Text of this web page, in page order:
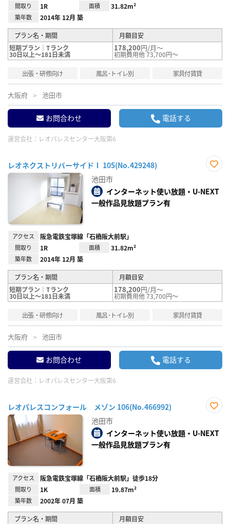
間取り 1R 面積 31.82m²
築年数 2014年 12月 築
プラン名・期間
月額目安
短期プラン｜Tランク
30日以上～181日未満
178,200円/月～
初期費用他 73,700円～
出張・研修向け 風呂･トイレ別 家具付賃貸
大阪府 池田市
お問合わせ 電話する
運営会社： レオパレスセンター大阪第6
レオネクストリバーサイドⅠ 105(No.429248)
り登
録
池田市
インターネット使い放題・U-NEXT
一般作品見放題プラン有
アクセス 阪急電鉄宝塚線「石橋阪大前駅」
間取り 1R 面積 31.82m²
築年数 2014年 12月 築
プラン名・期間
月額目安
短期プラン｜Tランク
30日以上～181日未満
178,200円/月～
初期費用他 73,700円～
出張・研修向け 風呂･トイレ別 家具付賃貸
大阪府 池田市
お問合わせ 電話する
運営会社： レオパレスセンター大阪第6
レオパレスコンフォール メゾン 106(No.466992)
り登
録
池田市
インターネット使い放題・U-NEXT
一般作品見放題プラン有
アクセス 阪急電鉄宝塚線「石橋阪大前駅」徒歩18分
間取り 1K 面積 19.87m²
築年数 2002年 07月 築
プラン名・期間
月額目安